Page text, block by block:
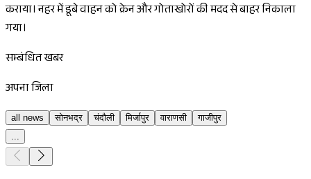
कराया। नहर में डूबे वाहन को क्रेन और गोताखोरों की मदद से बाहर निकाला
गया।
सम्बंधित खबर
अपना जिला
all news सोनभद्र चंदौली मिर्जापुर वाराणसी
गाजीपुर
...